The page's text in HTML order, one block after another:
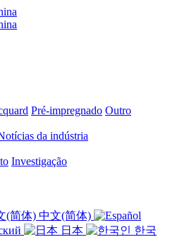
Pré-impregnado Outro
da indústria
Investigação
中文(简体)
日本
한국